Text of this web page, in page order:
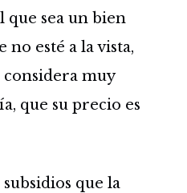
que sea un bien
esté a la vista,
considera muy
que su precio es
que la